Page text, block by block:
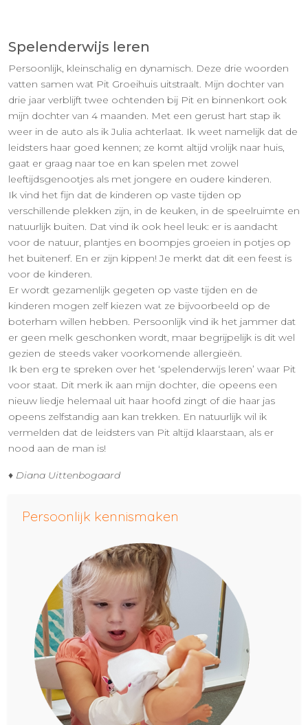
Spelenderwijs leren
Persoonlijk, kleinschalig en dynamisch. Deze drie woorden
vatten samen wat Pit Groeihuis uitstraalt. Mijn dochter van
drie jaar verblijft twee ochtenden bij Pit en binnenkort ook
mijn dochter van 4 maanden. Met een gerust hart stap ik
weer in de auto als ik Julia achterlaat. Ik weet namelijk dat de
leidsters haar goed kennen; ze komt altijd vrolijk naar huis,
gaat er graag naar toe en kan spelen met zowel
leeftijdsgenootjes als met jongere en oudere kinderen.
Ik vind het fijn dat de kinderen op vaste tijden op
verschillende plekken zijn, in de keuken, in de speelruimte en
natuurlijk buiten. Dat vind ik ook heel leuk: er is aandacht
voor de natuur, plantjes en boompjes groeien in potjes op
het buitenerf. En er zijn kippen! Je merkt dat dit een feest is
voor de kinderen.
Er wordt gezamenlijk gegeten op vaste tijden en de
kinderen mogen zelf kiezen wat ze bijvoorbeeld op de
boterham willen hebben. Persoonlijk vind ik het jammer dat
er geen melk geschonken wordt, maar begrijpelijk is dit wel
gezien de steeds vaker voorkomende allergieën.
Ik ben erg te spreken over het ‘spelenderwijs leren’ waar Pit
voor staat. Dit merk ik aan mijn dochter, die opeens een
nieuw liedje helemaal uit haar hoofd zingt of die haar jas
opeens zelfstandig aan kan trekken. En natuurlijk wil ik
vermelden dat de leidsters van Pit altijd klaarstaan, als er
nood aan de man is!
♦ Diana Uittenbogaard
Persoonlijk kennismaken